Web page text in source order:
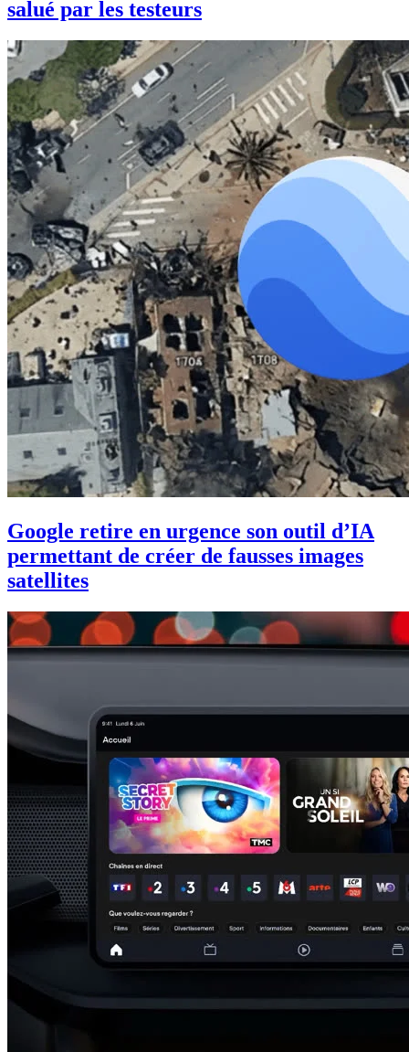
salué par les testeurs
Google retire en urgence son outil d’IA
permettant de créer de fausses images
satellites